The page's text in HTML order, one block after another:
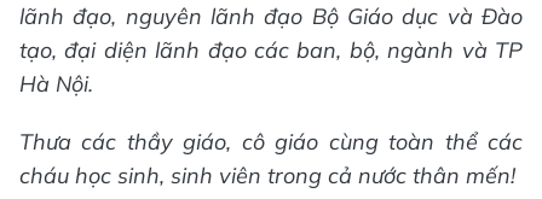
lãnh đạo, nguyên lãnh đạo Bộ Giáo dục và Đào
tạo, đại diện lãnh đạo các ban, bộ, ngành và TP
Hà Nội.
Thưa các thầy giáo, cô giáo cùng toàn thể các
cháu học sinh, sinh viên trong cả nước thân mến!